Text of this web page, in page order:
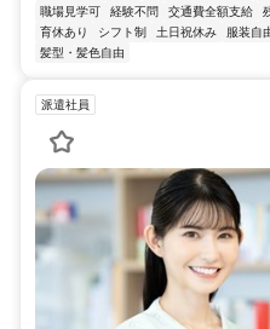
職場見学可
経験不問 交通費全額支給
育休あり
シフト制 土日祝休み 服装自
髪型・髪色自由
派遣社員